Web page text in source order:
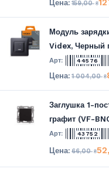
159,00₴
Модуль
Videx, Черный
44576
1 004,00₴
Заглушка 1-
графит (VF-
43752
66,00₴